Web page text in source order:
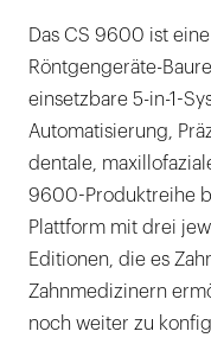
Das CS 9600 ist
Röntgengeräte-
einsetzbare 5-in-1-
Automatisierung,
dentale,
9600-Produktreihe
Plattform mit drei
Editionen, die es
Zahnmedizinern
noch weiter zu